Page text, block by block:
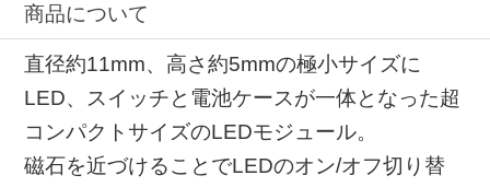
商品について
直径約11mm、高さ約5mmの極小サイズに
LED、スイッチと電池ケースが一体となった超
コンパクトサイズのLEDモジュール。
磁石を近づけることでLEDのオン/オフ切り替